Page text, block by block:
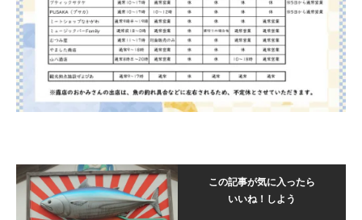
この記事が気に入ったら
いいね！しよう